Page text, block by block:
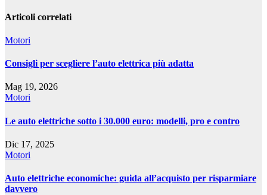
Articoli correlati
Motori
Consigli per scegliere l’auto elettrica più adatta
Mag 19, 2026
Motori
Le auto elettriche sotto i 30.000 euro: modelli, pro e contro
Dic 17, 2025
Motori
Auto elettriche economiche: guida all’acquisto per risparmiare
davvero